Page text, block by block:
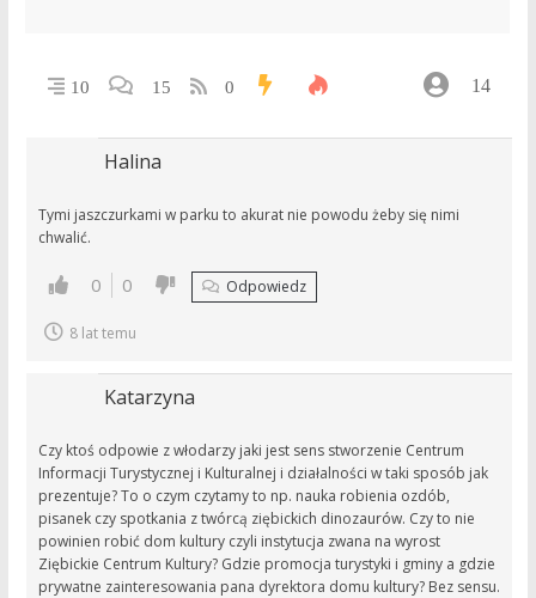
10 15 0 14
Halina
Tymi jaszczurkami w parku to akurat nie powodu żeby się nimi
chwalić.
0 0 Odpowiedz
8 lat temu
Katarzyna
Czy ktoś odpowie z włodarzy jaki jest sens stworzenie Centrum
Informacji Turystycznej i Kulturalnej i działalności w taki sposób jak
prezentuje? To o czym czytamy to np. nauka robienia ozdób,
pisanek czy spotkania z twórcą ziębickich dinozaurów. Czy to nie
powinien robić dom kultury czyli instytucja zwana na wyrost
Ziębickie Centrum Kultury? Gdzie promocja turystyki i gminy a gdzie
prywatne zainteresowania pana dyrektora domu kultury? Bez sensu.